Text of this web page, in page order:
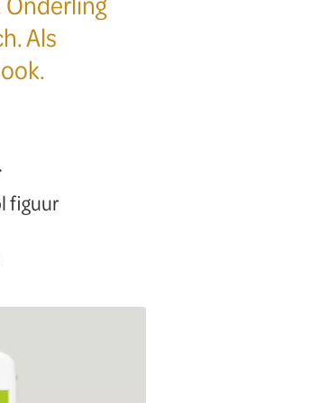
Als
figuur